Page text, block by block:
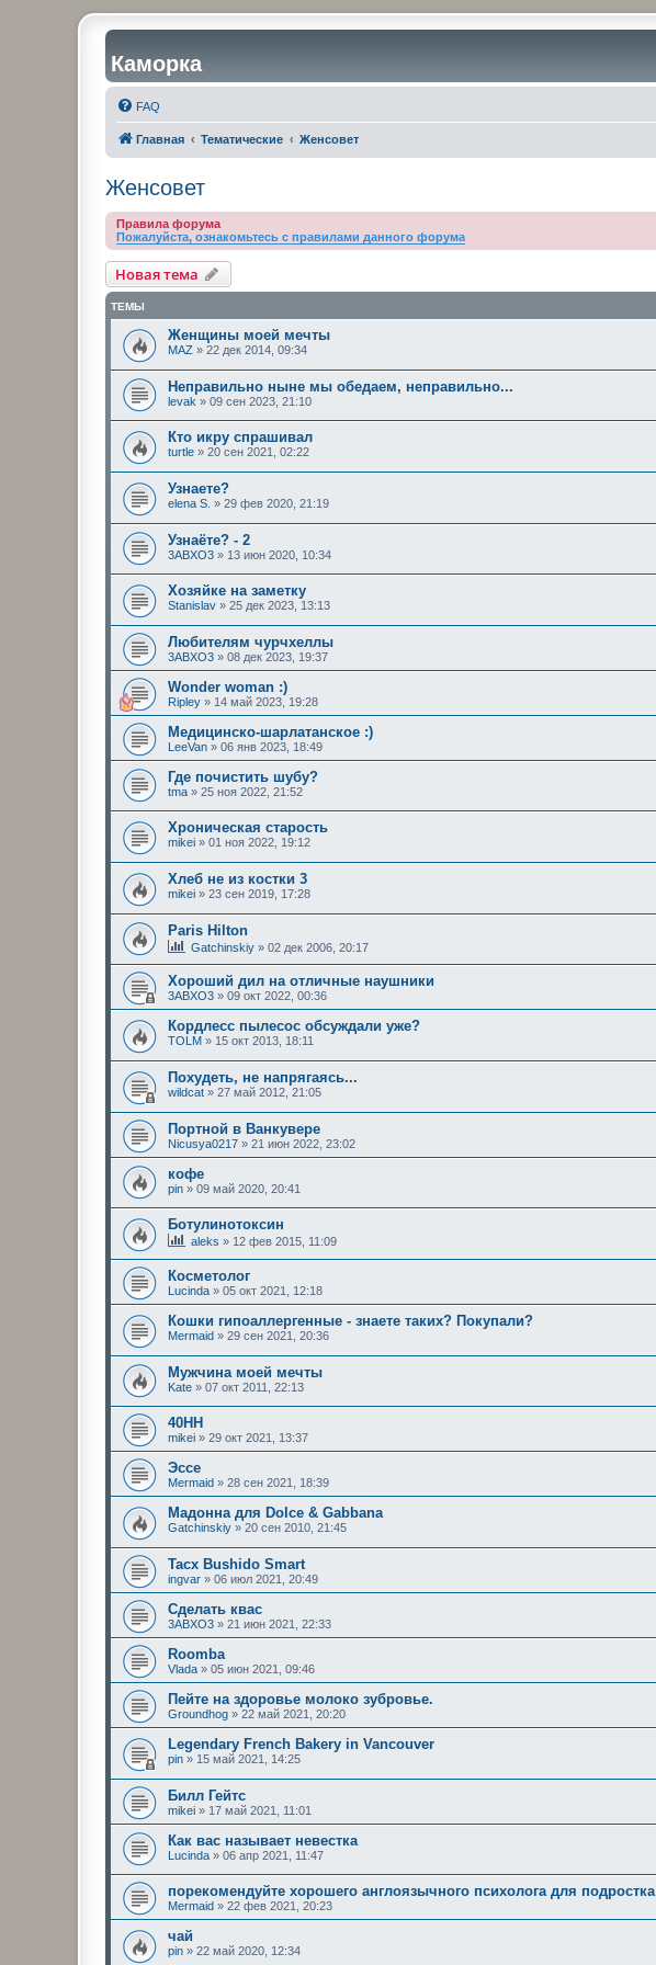
Каморка
FAQ
Главная Тематические Женсовет
Женсовет
Правила форума
Пожалуйста, ознакомьтесь с правилами данного форума
Новая тема
ТЕМЫ
Женщины моей мечты
MAZ » 22 дек 2014, 09:34
Неправильно ныне мы обедаем, неправильно...
levak » 09 сен 2023, 21:10
Кто икру спрашивал
turtle » 20 сен 2021, 02:22
Узнaете?
elena S. » 29 фев 2020, 21:19
Узнаёте? - 2
3ABXO3 » 13 июн 2020, 10:34
Хозяйке на заметку
Stanislav » 25 дек 2023, 13:13
Любителям чурчхеллы
3ABXO3 » 08 дек 2023, 19:37
Wonder woman :)
Ripley » 14 май 2023, 19:28
Медицинско-шарлатанское :)
LeeVan » 06 янв 2023, 18:49
Где почистить шубу?
tma » 25 ноя 2022, 21:52
Хроническая старость
mikei » 01 ноя 2022, 19:12
Хлеб не из костки 3
mikei » 23 сен 2019, 17:28
Paris Hilton
Gatchinskiy » 02 дек 2006, 20:17
Хороший дил на отличные наушники
3ABXO3 » 09 окт 2022, 00:36
Кордлесс пылесос обсуждали уже?
TOLM » 15 окт 2013, 18:11
Похудеть, не напрягаясь...
wildcat » 27 май 2012, 21:05
Портной в Ванкувере
Nicusya0217 » 21 июн 2022, 23:02
кофе
pin » 09 май 2020, 20:41
Ботулинотоксин
aleks » 12 фев 2015, 11:09
Косметолог
Lucinda » 05 окт 2021, 12:18
Кошки гипоаллергенные - знаете таких? Покупали?
Mermaid » 29 сен 2021, 20:36
Мужчина моей мечты
Kate » 07 окт 2011, 22:13
40HH
mikei » 29 окт 2021, 13:37
Эссе
Mermaid » 28 сен 2021, 18:39
Мадонна для Dolce & Gabbana
Gatchinskiy » 20 сен 2010, 21:45
Tacx Bushido Smart
ingvar » 06 июл 2021, 20:49
Сделать квас
3ABXO3 » 21 июн 2021, 22:33
Roomba
Vlada » 05 июн 2021, 09:46
Пейте на здоровье молоко зубровье.
Groundhog » 22 май 2021, 20:20
Legendary French Bakery in Vancouver
pin » 15 май 2021, 14:25
Билл Гейтс
mikei » 17 май 2021, 11:01
Как вас называет невестка
Lucinda » 06 апр 2021, 11:47
порекомендуйте хорошего англоязычного психолога для подростка
Mermaid » 22 фев 2021, 20:23
чай
pin » 22 май 2020, 12:34